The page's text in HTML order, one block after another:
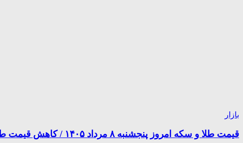
بازار
قیمت طلا و سکه امروز پنجشنبه ۸ مرداد ۱۴۰۵ / کاهش قیمت طلا ۱۸ عیار